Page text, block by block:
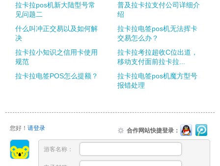
拉卡拉pos机新大陆型号常
见问题二
普及拉卡拉支付公司详细介
绍
什么叫冲正交易以及如何解
决
拉卡拉电签pos机无法挥卡
交易怎么办？
拉卡拉小知识之信用卡使用
规范
拉卡拉考拉超收C位出道，
移动支付面前拉卡拉...
拉卡拉电签POS怎么提额？
拉卡拉电签pos机魔方型号
报错处理
您好！ 请登录 合作网站快捷登录：
游客名称：